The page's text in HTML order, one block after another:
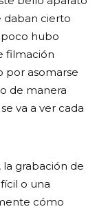
daban cierto
hubo
filmación
por asomarse
de manera
va a ver cada
la grabación de
o una
cómo